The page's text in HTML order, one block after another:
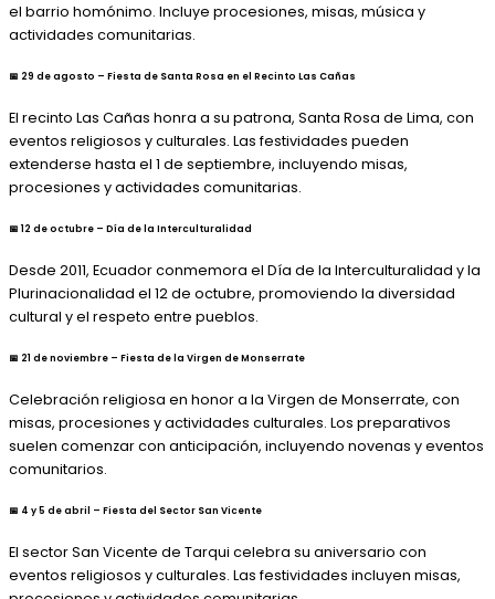
el barrio homónimo. Incluye procesiones, misas, música y
actividades comunitarias.
📅 29 de agosto – Fiesta de Santa Rosa en el Recinto Las Cañas
El recinto Las Cañas honra a su patrona, Santa Rosa de Lima, con
eventos religiosos y culturales. Las festividades pueden
extenderse hasta el 1 de septiembre, incluyendo misas,
procesiones y actividades comunitarias.
📅 12 de octubre – Día de la Interculturalidad
Desde 2011, Ecuador conmemora el Día de la Interculturalidad y la
Plurinacionalidad el 12 de octubre, promoviendo la diversidad
cultural y el respeto entre pueblos.
📅 21 de noviembre – Fiesta de la Virgen de Monserrate
Celebración religiosa en honor a la Virgen de Monserrate, con
misas, procesiones y actividades culturales. Los preparativos
suelen comenzar con anticipación, incluyendo novenas y eventos
comunitarios.
📅 4 y 5 de abril – Fiesta del Sector San Vicente
El sector San Vicente de Tarqui celebra su aniversario con
eventos religiosos y culturales. Las festividades incluyen misas,